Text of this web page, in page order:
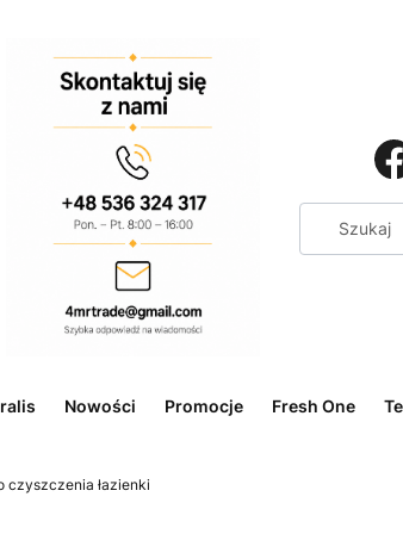
Nowości Promocje Fresh One
czyszczenia łazienki